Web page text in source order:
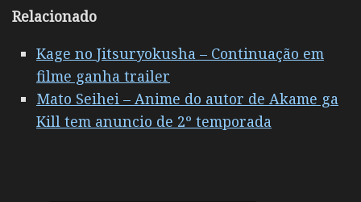
Relacionado
Kage no Jitsuryokusha – Continuação em
filme ganha trailer
Mato Seihei – Anime do autor de Akame ga
Kill tem anuncio de 2º temporada